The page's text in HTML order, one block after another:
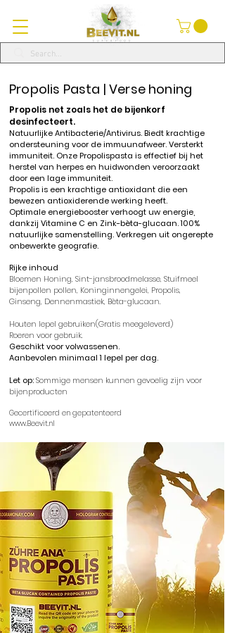
Propolis Pasta | Verse honing
Propolis net zoals het de bijenkorf
desinfecteert.
NatuurlijkeAntibacterie/Antivirus.Biedt krachtige
ondersteuning voor de immuunafweer. Versterkt
immuniteit. OnzePropolispasta is effectiefbij het
herstel van herpes en huidwonden veroorzaakt
door een lage immuniteit.
Propolisis een krachtige antioxidant die een
bewezen antioxiderende werking heeft.
Optimale energiebooster verhoogt uw energie,
dankzij Vitamine C en Zink-bèta-glucaan. 100%
natuurlijke samenstelling. Verkregen uit ongerepte
onbewerkte geografie.
Rijke inhoud
Bloemen Honing, Sint-jansbroodmelasse, Stuifmeel
bijenpollen pollen, Koninginnengelei, Propolis,
Ginseng, Dennenmastiek, Bèta-glucaan.
Houten lepel gebruiken(Gratis meegeleverd)
Roeren voor gebruik.
Geschikt voor volwassenen.
Aanbevolen minimaal 1 lepel per dag.
Let op:Sommige mensen kunnen gevoelig zijn voor
bijenproducten
Gecertificeerd en gepatenteerd
www.Beevit.nl